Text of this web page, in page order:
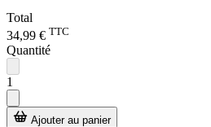
Total
34,99 € TTC
Quantité
1
Ajouter au panier